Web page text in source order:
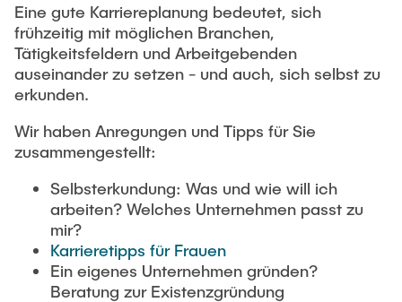
Eine gute Karriereplanung bedeutet, sich
frühzeitig mit möglichen Branchen,
Tätigkeitsfeldern und Arbeitgebenden
auseinander zu setzen - und auch, sich selbst zu
erkunden.
Wir haben Anregungen und Tipps für Sie
zusammengestellt:
Selbsterkundung: Was und wie will ich
arbeiten? Welches Unternehmen passt zu
mir?
Karrieretipps für Frauen
Ein eigenes Unternehmen gründen?
Beratung zur Existenzgründung